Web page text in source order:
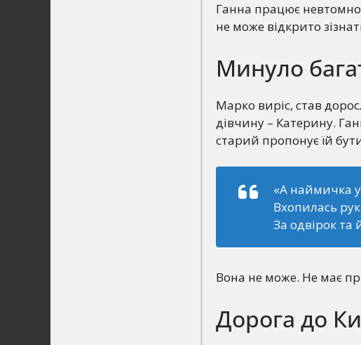
Ганна працює
не може відкрито
Минуло
Марко виріс, став
дівчину – Катерину.
старий пропонує їй
«А наймичка
Вхопилась
За одвірок та
Вона не може. Не має
Дорога до